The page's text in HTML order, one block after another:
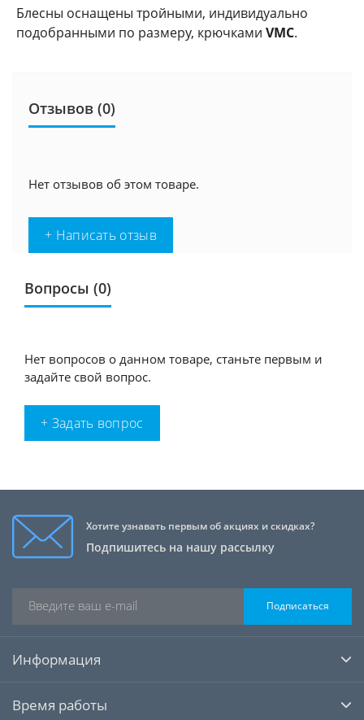
Блесны оснащены тройными, индивидуально
подобранными по размеру, крючками VMC.
Отзывов (0)
Нет отзывов об этом товаре.
+ Написать отзыв
Вопросы (0)
Нет вопросов о данном товаре, станьте первым и
задайте свой вопрос.
+ Задать вопрос
Хотите узнавать первым об акциях и скидках?
Подпишитесь на нашу рассылку
Подписаться
Информация
Время работы